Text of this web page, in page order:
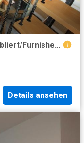
9500 HomeCompany Dresden Möbliert/Furnished 3 Zimmer Apartment / Haus mit Gartennutzung in Dresden Rochwitz 4 Personen
Details ansehen